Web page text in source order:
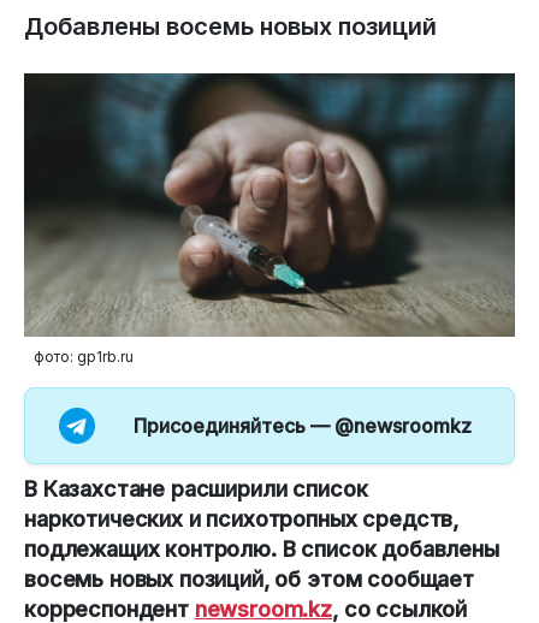
Добавлены восемь новых позиций
фото: gp1rb.ru
Присоединяйтесь — @newsroomkz
В Казахстане расширили список
наркотических и психотропных средств,
подлежащих контролю. В список добавлены
восемь новых позиций, об этом сообщает
корреспондент newsroom.kz, со ссылкой